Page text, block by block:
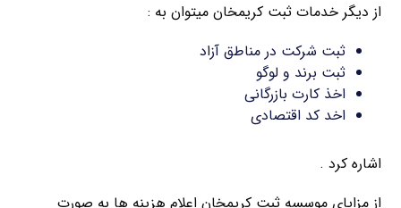
از دیگر خدمات ثبت کریمخان میتوان به :
ثبت شرکت در مناطق آزاد
ثبت برند و لوگو
اخذ کارت بازرگانی
اخد کد اقتصادی
اشاره کرد .
از مزایای موسسه ثبت کریمخان اعلام هزینه ها به صورت